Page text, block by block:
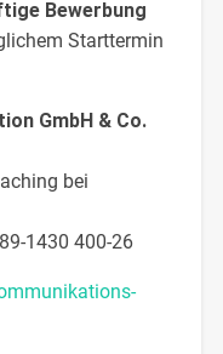
Bewerbung
Starttermin
GmbH & Co.
bei
1430 400-26